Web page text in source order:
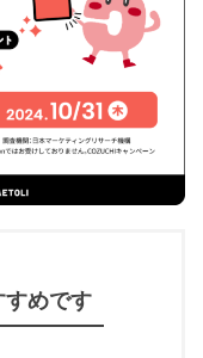
すめです